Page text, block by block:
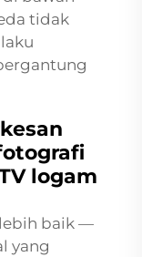
tidak
logam
baik —
yang